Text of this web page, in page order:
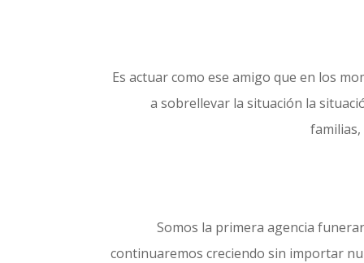
Es actuar como ese amigo que en los
a sobrellevar la situación la
Somos la primera agencia
continuaremos creciendo sin importar